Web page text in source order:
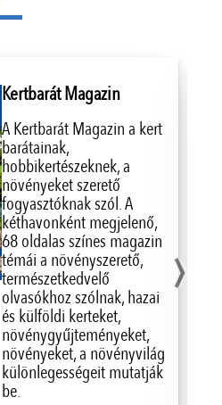
Kertbarát Magazin
A Kertbarát Magazin a kert
barátainak,
hobbikertészeknek, a
növényeket szerető
fogyasztóknak szól. A
kéthavonként megjelenő,
68 oldalas színes magazin
témái a növényszerető,
természetkedvelő
olvasókhoz szólnak, hazai
és külföldi kerteket,
növénygyűjteményeket,
növényeket, a növényvilág
különlegességeit mutatják
be.
›